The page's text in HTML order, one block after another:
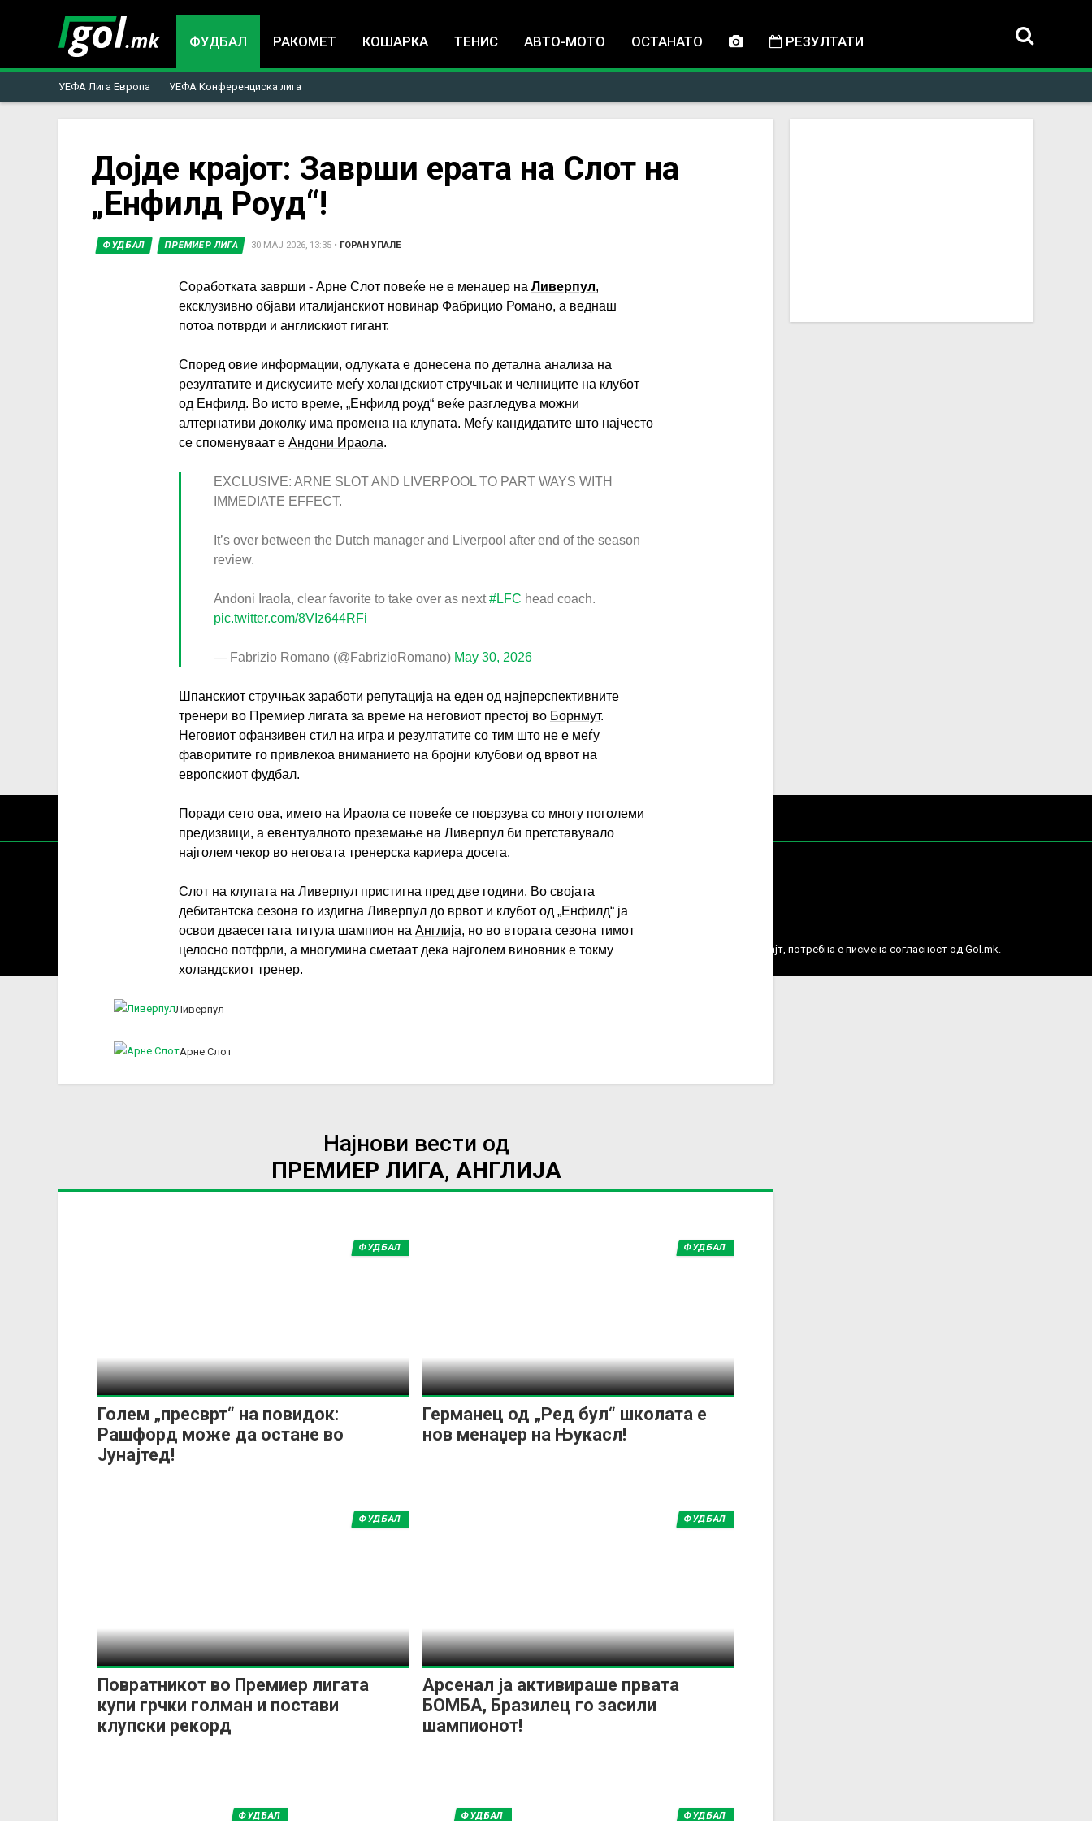
ФУДБАЛ РАКОМЕТ КОШАРКА ТЕНИС АВТО-МОТО ОСТАНАТО РЕЗУЛТАТИ
УЕФА Лига Европа УЕФА Конференциска лига
here
Дојде крајот: Заврши ерата на Слот на
„Енфилд Роуд“!
ФУДБАЛ ПРЕМИЕР ЛИГА 30 МАЈ 2026, 13:35• ГОРАН УПАЛЕ
Соработката заврши - Арне Слот повеќе не е менаџер на Ливерпул,
ексклузивно објави италијанскиот новинар Фабрицио Романо, а веднаш
потоа потврди и англискиот гигант.
Според овие информации, одлуката е донесена по детална анализа на
резултатите и дискусиите меѓу холандскиот стручњак и челниците на клубот
од Енфилд. Во исто време, „Енфилд роуд“ веќе разгледува можни
алтернативи доколку има промена на клупата. Меѓу кандидатите што најчесто
се споменуваат е Андони Ираола.
EXCLUSIVE: ARNE SLOT AND LIVERPOOL TO PART WAYS WITH
IMMEDIATE EFFECT.
It’s over between the Dutch manager and Liverpool after end of the season
review.
Andoni Iraola, clear favorite to take over as next#LFC head coach.
pic.twitter.com/8VIz644RFi
— Fabrizio Romano (@FabrizioRomano) May 30, 2026
Шпанскиот стручњак заработи репутација на еден од најперспективните
тренери во Премиер лигата за време на неговиот престој во Борнмут.
Неговиот офанзивен стил на игра и резултатите со тим што не е меѓу
фаворитите го привлекоа вниманието на бројни клубови од врвот на
европскиот фудбал.
Поради сето ова, името на Ираола се повеќе се поврзува со многу поголеми
предизвици, а евентуалното преземање на Ливерпул би претставувало
најголем чекор во неговата тренерска кариера досега.
Слот на клупата на Ливерпул пристигна пред две години. Во својата
дебитантска сезона го издигна Ливерпул до врвот и клубот од „Енфилд“ ја
освои дваесеттата титула шампион на Англија, но во втората сезона тимот
целосно потфрли, а многумина сметаат дека најголем виновник е токму
холандскиот тренер.
Ливерпул
Арне Слот
Најнови вести од
ПРЕМИЕР ЛИГА, АНГЛИЈА
Голем „пресврт“ на повидок:
Рашфорд може да остане во
Јунајтед!
ФУДБАЛ
Германец од „Ред бул“ школата е
нов менаџер на Њукасл!
ФУДБАЛ
Повратникот во Премиер лигата
купи грчки голман и постави
клупски рекорд
ФУДБАЛ
Арсенал ја активираше првата
БОМБА, Бразилец го засили
шампионот!
ФУДБАЛ
ФУДБАЛ ФУДБАЛ ФУДБАЛ
ИМПРЕСУМ МАРКЕТИНГ КОНТАКТ
Сите права задржани
Содржините на Gol.mk се заштитени со Законот за авторското право и сродните права.
За секоја форма на распространување, репродукција или комерцијална употреба на текстови, фотографии или податоци од овој веб сајт, потребна е писмена согласност од Gol.mk.